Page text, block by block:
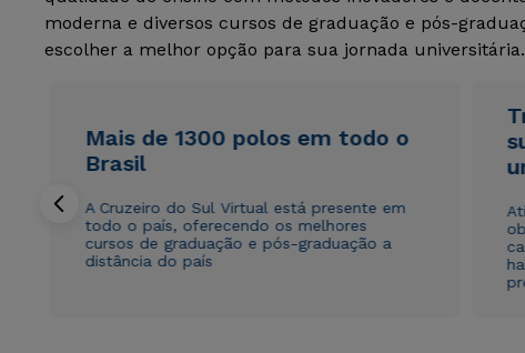
moderna e diversos cursos de graduação e pós-
escolher a melhor opção para sua jornada universitária.
Mais de 1300 polos em todo o
Brasil
A Cruzeiro do Sul Virtual está presente em
todo o país, oferecendo os melhores
cursos de graduação e pós-graduação a
distância do país